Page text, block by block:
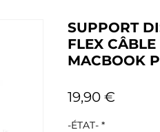
SUPPORT
FLEX
MACBOOK
19,90 €
-ÉTAT- *